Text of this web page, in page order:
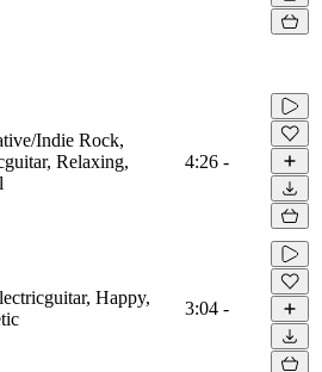
Indie Rock,
Relaxing,
4:26 -
Happy,
3:04 -